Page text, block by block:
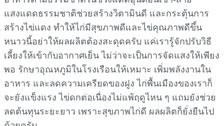
2. ปรับโรงเรือนให้อุ่นและกันลมหนาว
อากาศหนาวจัดทำให้ไก่กินอาหารมากแต่ไข่น้อยลง
เพราะต้องใช้พลังงานรักษาความอบอุ่น ควรปิดช่องลม
ด้านที่ลมหนาวพัดเข้า โดยเฉพาะทิศเหนือและตะวันออก
เฉียงเหนือ เสริมฟางแห้งหรือขี้เลื่อยบนพื้นช่วยเก็บ
อุณหภูมิ และควรรักษาอุณหภูมิในโรงเรือนไม่ให้ต่ำกว่า
20 องศาเซลเซียส โรงเรือนที่อบอุ่น แห้ง และมีอากาศ
ถ่ายเทดี จะช่วยให้ไก่ไม่เครียดและไข่สม่ำเสมอ
3. ปรับอาหารให้เหมาะกับอากาศเย็น